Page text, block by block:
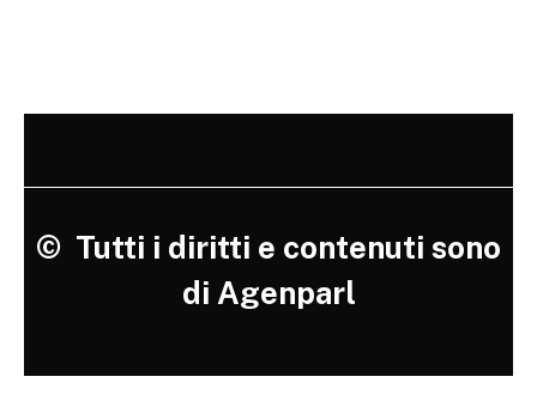
© Tutti i diritti e contenuti sono
di Agenparl